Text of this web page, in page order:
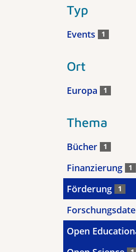
Typ
Events 1
Ort
Europa 1
Thema
Bücher 1
Finanzierung 1
Förderung 1
Open